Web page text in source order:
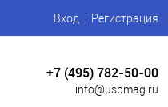
Вход Регистрация
+7 (495) 782-50-00
info@usbmag.ru